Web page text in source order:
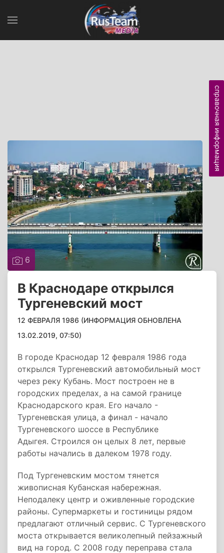
6
В Краснодаре открылся
Тургеневский мост
12 ФЕВРАЛЯ 1986 (ИНФОРМАЦИЯ ОБНОВЛЕНА
13.02.2019, 07:50)
В городе Краснодар 12 февраля 1986 года
открылся Тургеневский автомобильный мост
через реку Кубань. Мост построен не в
городских пределах, а на самой границе
Краснодарского края. Его начало -
Тургеневская улица, а финал - начало
Тургеневского шоссе в Республике
Адыгея. Строился он целых 8 лет, первые
работы начались в далеком 1978 году.
Под Тургеневским мостом тянется
живописная Кубанская набережная.
Неподалеку центр и оживленные городские
районы. Супермаркеты и гостиницы рядом
предлагают отличный сервис. С Тургеневского
моста открывается великолепный пейзажный
вид на город. С 2008 году переправа стала
справочная информация